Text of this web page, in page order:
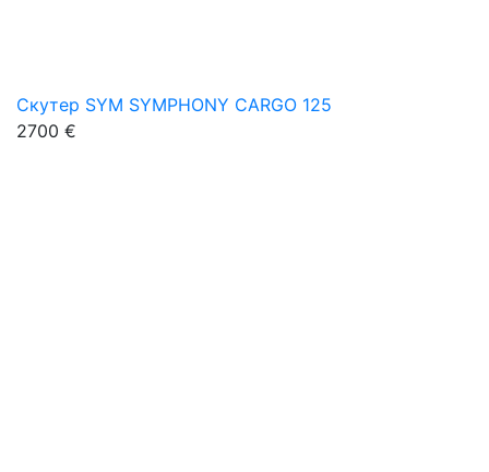
Скутер SYM SYMPHONY CARGO 125
2700 €